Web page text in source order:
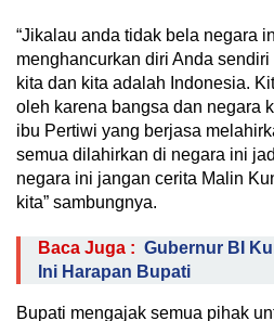
“Jikalau anda tidak bela negara
menghancurkan diri Anda
kita dan kita adalah Indonesia.
oleh karena bangsa dan negara
ibu Pertiwi yang berjasa
semua dilahirkan di negara ini
negara ini jangan cerita Malin
kita” sambungnya.
Baca Juga : Gubernur BI
Ini Harapan Bupati
Bupati mengajak semua pihak